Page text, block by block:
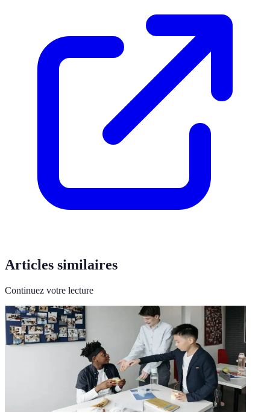
Articles similaires
Continuez votre lecture